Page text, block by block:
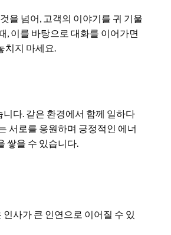
을 넘어, 고객의 이야기를 귀 기울
, 이를 바탕으로 대화를 이어가면
치지 마세요.
다. 같은 환경에서 함께 일하다
서로를 응원하며 긍정적인 에너
쌓을 수 있습니다.
사가 큰 인연으로 이어질 수 있